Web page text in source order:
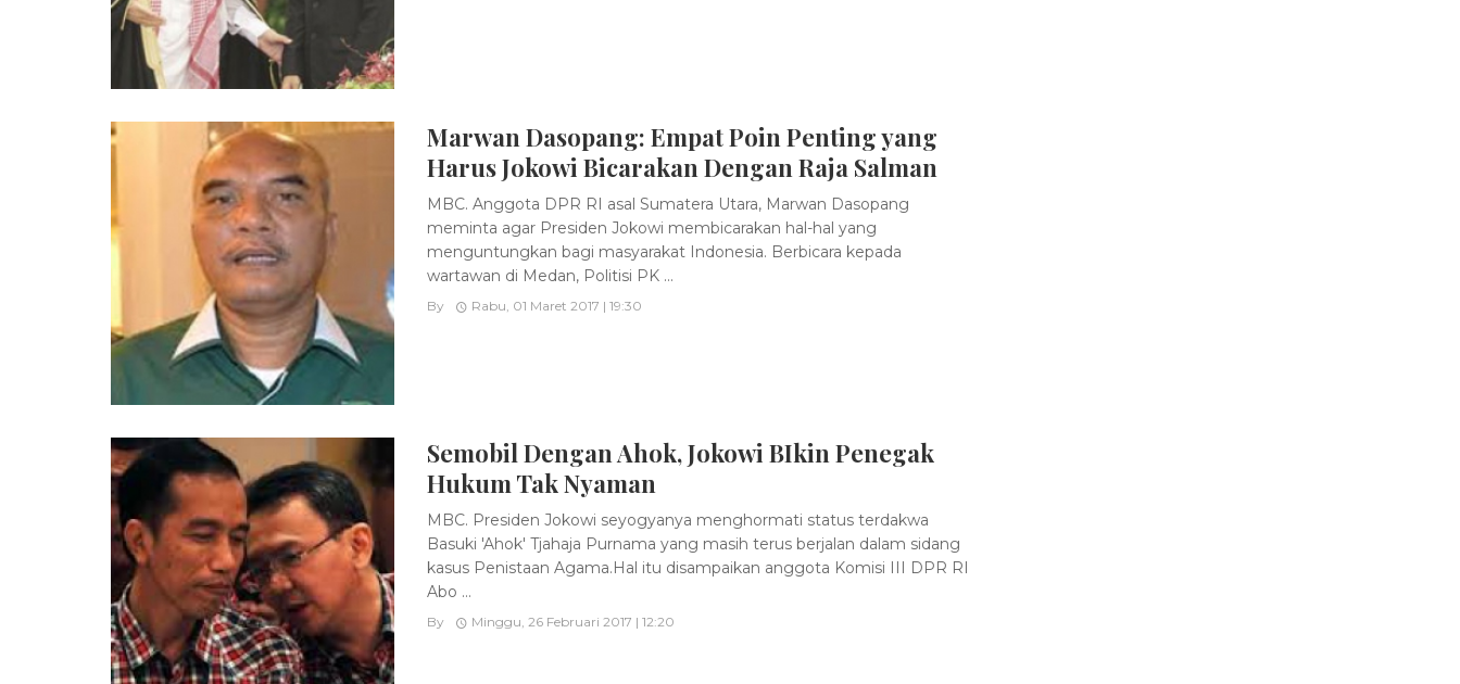
Marwan Dasopang: Empat Poin Penting yang
Harus Jokowi Bicarakan Dengan Raja Salman
MBC. Anggota DPR RI asal Sumatera Utara, Marwan Dasopang
meminta agar Presiden Jokowi membicarakan hal-hal yang
menguntungkan bagi masyarakat Indonesia. Berbicara kepada
wartawan di Medan, Politisi PK ...
By Rabu, 01 Maret 2017 | 19:30
Semobil Dengan Ahok, Jokowi BIkin Penegak
Hukum Tak Nyaman
MBC. Presiden Jokowi seyogyanya menghormati status terdakwa
Basuki 'Ahok' Tjahaja Purnama yang masih terus berjalan dalam sidang
kasus Penistaan Agama.Hal itu disampaikan anggota Komisi III DPR RI
Abo ...
By Minggu, 26 Februari 2017 | 12:20